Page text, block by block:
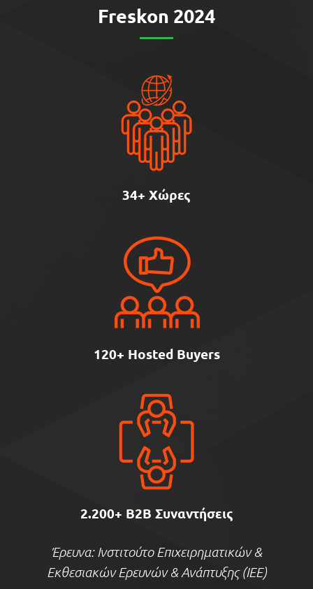
Freskon 2024
34+ Χώρες
120+ Hosted Buyers
2.200+ B2B Συναντήσεις
Έρευνα: Ινστιτούτο Επιχειρηματικών &
Εκθεσιακών Ερευνών & Ανάπτυξης (ΙΕΕ)